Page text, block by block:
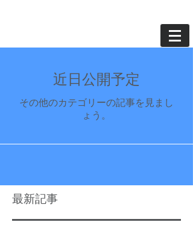
近日公開予定
その他のカテゴリーの記事を見まし
ょう。
最新記事